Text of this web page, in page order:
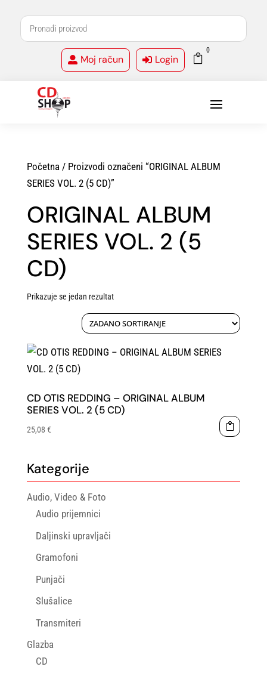
 Moj račun  Login 
0
Početna/ Proizvodi označeni “ORIGINAL ALBUM
SERIES VOL. 2 (5 CD)”
ORIGINAL ALBUM
SERIES VOL. 2 (5
CD)
Prikazuje se jedan rezultat
CD OTIS REDDING – ORIGINAL ALBUM
SERIES VOL. 2 (5 CD)
25,08 €
Kategorije
Audio, Video & Foto
Audio prijemnici
Daljinski upravljači
Gramofoni
Punjači
Slušalice
Transmiteri
Glazba
CD